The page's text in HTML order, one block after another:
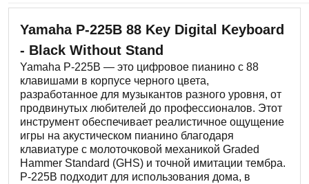
Yamaha P-225B 88 Key Digital Keyboard
- Black Without Stand
Yamaha P-225B — это цифровое пианино с 88
клавишами в корпусе черного цвета,
разработанное для музыкантов разного уровня, от
продвинутых любителей до профессионалов. Этот
инструмент обеспечивает реалистичное ощущение
игры на акустическом пианино благодаря
клавиатуре с молоточковой механикой Graded
Hammer Standard (GHS) и точной имитации тембра.
P-225B подходит для использования дома, в